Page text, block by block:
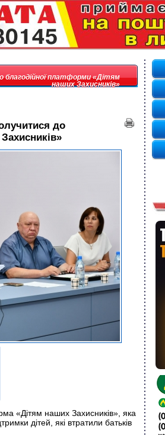
благодійної платформи «Дітям
наших Захисників»
до
«Дітям наших Захисників», яка
дітей, які втратили батьків